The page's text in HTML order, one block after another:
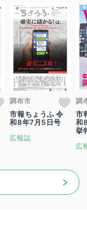
調布市
市報ちょうふ 令
和8年7月5日号
広報誌
調
市
和
挙
広